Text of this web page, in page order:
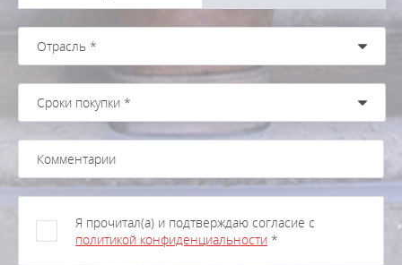
Я прочитал(а) и подтверждаю согласие с
политикой конфиденциальности *